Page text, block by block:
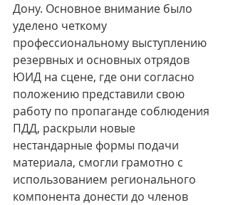
Дону. Основное внимание было
уделено четкому
профессиональному выступлению
резервных и основных отрядов
ЮИД на сцене, где они согласно
положению представили свою
работу по пропаганде соблюдения
ПДД, раскрыли новые
нестандарные формы подачи
материала, смогли грамотно с
использованием регионального
компонента донести до членов